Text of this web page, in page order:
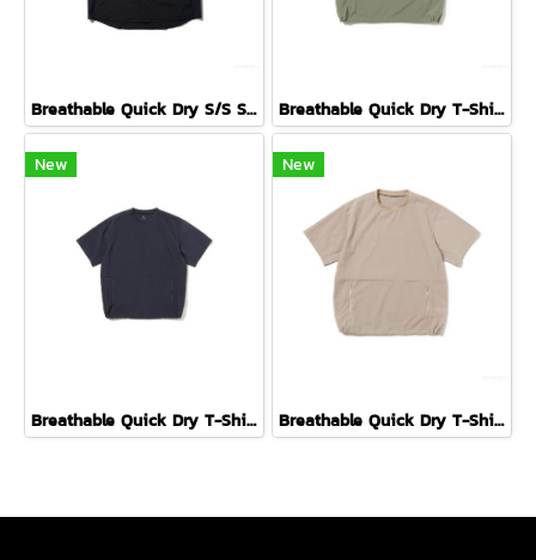
Breathable Quick Dry S/S Shirt ( BLACK ) Breathable Quick Dry T-Shirt ( FORIAGE )
New
Breathable Quick Dry T-Shirt ( DARK NAVY )
New
Breathable Quick Dry T-Shirt ( GREIGE )